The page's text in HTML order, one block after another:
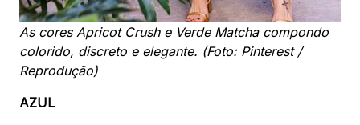
As cores Apricot Crush e Verde Matcha compondo
colorido, discreto e elegante. (Foto: Pinterest /
Reprodução)
AZUL